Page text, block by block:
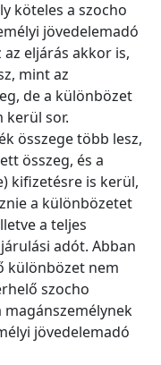
köteles a szocho
jövedelemadó
eljárás akkor is,
mint az
de a különbözet
kerül sor.
összege több lesz,
összeg, és a
kifizetésre is kerül,
a különbözetet
a teljes
adót. Abban
különbözet nem
szocho
magánszemélynek
jövedelemadó